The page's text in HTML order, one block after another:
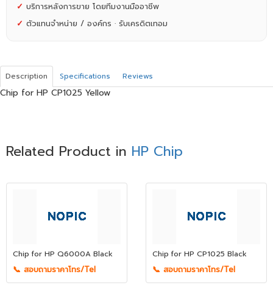
✓ บริการหลังการขาย โดยทีมงานมืออาชีพ
✓ ตัวแทนจำหน่าย / องค์กร · รับเครดิตเทอม
Description Specifications Reviews
Chip for HP CP1025 Yellow
Related Product in HP Chip
Chip for HP Q6000A Black
📞 สอบถามราคาโทร/Tel
Chip for HP CP1025 Black
📞 สอบถามราคาโทร/Tel